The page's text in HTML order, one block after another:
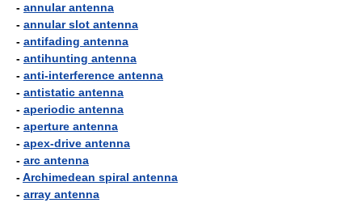
- annular antenna
- annular slot antenna
- antifading antenna
- antihunting antenna
- anti-interference antenna
- antistatic antenna
- aperiodic antenna
- aperture antenna
- apex-drive antenna
- arc antenna
-Archimedean spiral antenna
- array antenna